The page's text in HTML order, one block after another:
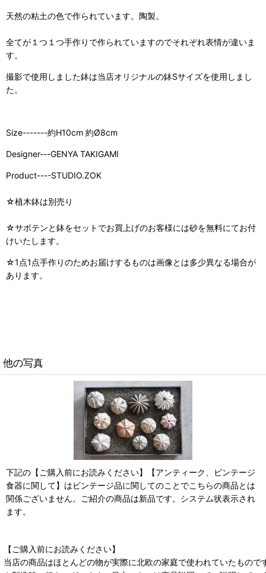
天然の粘土の色で作られています。陶製。
全てが１つ１つ手作りで作られていますのでそれぞれ表情が違いま
す。
撮影で使用しました鉢は当店オリジナルの鉢Sサイズを使用しまし
た。
Size-------約H10cm 約Ø8cm
Designer---GENYA TAKIGAMI
Product----STUDIO.ZOK
☆植木鉢は別売り
☆サボテンと鉢をセットでお買上げのお客様には砂を無料にてお付
けいたします。
☆1点1点手作りのためお届けするものは画像とは多少異なる場合が
あります。
他の写真
下記の【ご購入前にお読みください】【アンティーク、ビンテージ
食器に関して】はビンテージ品に関してのことでこちらの商品とは
関係ございません。ご紹介の商品は新品です。システム状表示され
ます。
【ご購入前にお読みください】
当店の商品はほとんどの物が実際に北欧の家庭で使われていたもの